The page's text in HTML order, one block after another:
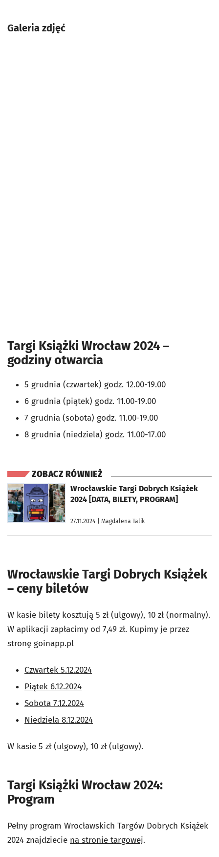
Galeria zdjęć
Targi Książki Wrocław 2024 –
godziny otwarcia
5 grudnia (czwartek) godz. 12.00-19.00
6 grudnia (piątek) godz. 11.00-19.00
7 grudnia (sobota) godz. 11.00-19.00
8 grudnia (niedziela) godz. 11.00-17.00
ZOBACZ RÓWNIEŻ
Wrocławskie Targi Dobrych Książek
2024 [DATA, BILETY, PROGRAM]
27.11.2024 | Magdalena Talik
otworzy się w nowej karcie
Wrocławskie Targi Dobrych Książek
– ceny biletów
W kasie bilety kosztują 5 zł (ulgowy), 10 zł (normalny).
W aplikacji zapłacimy od 7,49 zł. Kupimy je przez
stronę goinapp.pl
Czwartek 5.12.2024
Piątek 6.12.2024
Sobota 7.12.2024
Niedziela 8.12.2024
W kasie 5 zł (ulgowy), 10 zł (ulgowy).
Targi Książki Wrocław 2024:
Program
Pełny program Wrocławskich Targów Dobrych Książek
2024 znajdziecie na stronie targowej.